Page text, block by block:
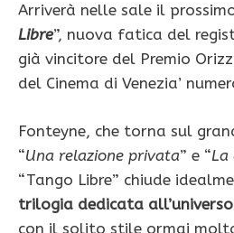
Arriverà nelle sale il
Libre”, nuova fatica del
già vincitore del Premio
del Cinema di Venezia’
Fonteyne, che torna sul
“Una relazione privata” e “La
“Tango Libre” chiude
trilogia dedicata
con il solito stile ormai